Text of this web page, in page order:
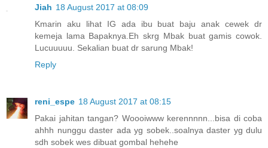
Jiah 18 August 2017 at 08:09
Kmarin aku lihat IG ada ibu buat baju anak cewek dr
kemeja lama Bapaknya.Eh skrg Mbak buat gamis cowok.
Lucuuuuu. Sekalian buat dr sarung Mbak!
Reply
reni_espe 18 August 2017 at 08:15
Pakai jahitan tangan? Woooiwww kerennnnn...bisa di coba
ahhh nunggu daster ada yg sobek..soalnya daster yg dulu
sdh sobek wes dibuat gombal hehehe